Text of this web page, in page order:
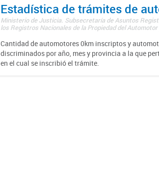
Estadística de trámites de
Ministerio de Justicia. Subsecretaría de Asuntos
los Registros Nacionales de la Propiedad del
Cantidad de automotores 0km inscriptos y
discriminados por año, mes y provincia a la que
en el cual se inscribió el trámite.